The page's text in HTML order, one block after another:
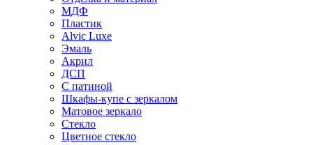
МДФ
Пластик
Alvic Luxe
Эмаль
Акрил
ДСП
С патиной
Шкафы-купе с зеркалом
Матовое зеркало
Стекло
Цветное стекло